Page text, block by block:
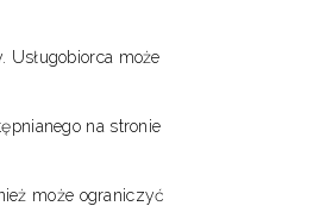
Usługobiorca może
na stronie
może ograniczyć